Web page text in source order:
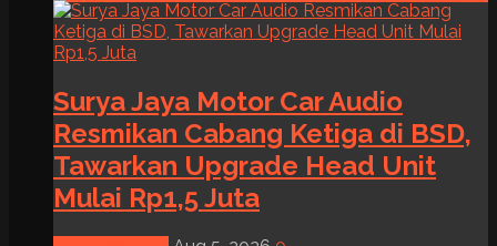
Surya Jaya Motor Car Audio
Resmikan Cabang Ketiga di BSD,
Tawarkan Upgrade Head Unit
Mulai Rp1,5 Juta